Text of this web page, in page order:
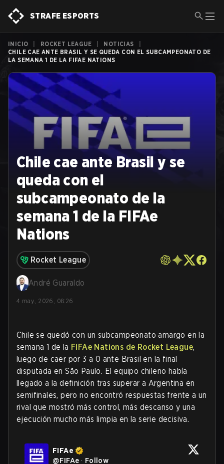
STRAFE ESPORTS
INICIO ROCKET LEAGUE NOTICIAS
CHILE CAE ANTE BRASIL Y SE QUEDA CON EL SUBCAMPEONATO DE
LA SEMANA 1 DE LA FIFAE NATIONS
Chile cae ante Brasil y se
queda con el
subcampeonato de la
semana 1 de la FIFAe
Nations
Rocket League
André Guaraldo
4 may., 2026, 08:26
Chile se quedó con un subcampeonato amargo en la
semana 1 de la FIFAe Nations de Rocket League,
luego de caer por 3 a 0 ante Brasil en la final
disputada en São Paulo. El equipo chileno había
llegado a la definición tras superar a Argentina en
semifinales, pero no encontró respuestas frente a un
rival que mostró más control, más descanso y una
ejecución mucho más limpia en la serie decisiva.
FIFAe
@FIFAe · Follow